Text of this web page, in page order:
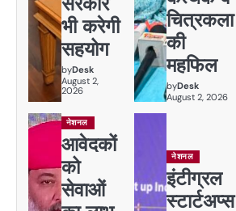
भी करेगी
सहयोग
byDesk
August 2,
2026
चित्रकला
की
महफिल
byDesk
August 2, 2026
नेशनल
आवेदकों
को
सेवाओं
नेशनल
इंटीग्रल
स्टार्टअप्स